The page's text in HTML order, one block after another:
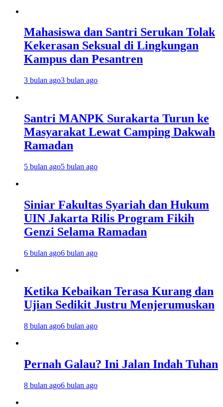
Mahasiswa dan Santri Serukan Tolak
Kekerasan Seksual di Lingkungan
Kampus dan Pesantren
3 bulan ago3 bulan ago
Santri MANPK Surakarta Turun ke
Masyarakat Lewat Camping Dakwah
Ramadan
5 bulan ago5 bulan ago
Siniar Fakultas Syariah dan Hukum
UIN Jakarta Rilis Program Fikih
Genzi Selama Ramadan
6 bulan ago6 bulan ago
Ketika Kebaikan Terasa Kurang dan
Ujian Sedikit Justru Menjerumuskan
8 bulan ago6 bulan ago
Pernah Galau? Ini Jalan Indah Tuhan
8 bulan ago6 bulan ago